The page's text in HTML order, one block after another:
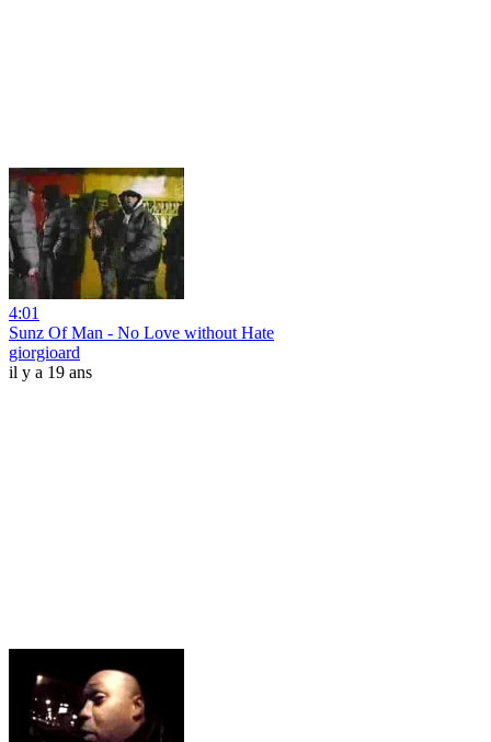
4:01
Sunz Of Man - No Love without Hate
giorgioard
il y a 19 ans